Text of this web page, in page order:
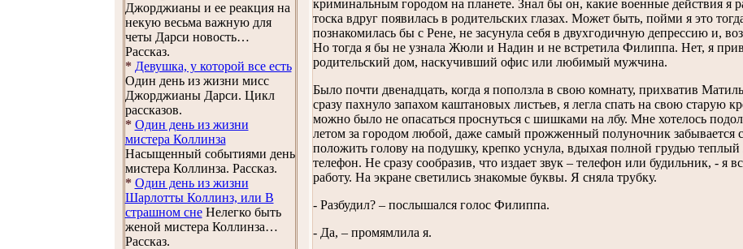
Джорджианы и ее реакция на
некую весьма важную для
четы Дарси новость…
Рассказ.
* Девушка, у которой все есть
Один день из жизни мисс
Джорджианы Дарси. Цикл
рассказов.
* Один день из жизни
мистера Коллинза
Насыщенный событиями день
мистера Коллинза. Рассказ.
* Один день из жизни
Шарлотты Коллинз, или В
страшном снеНелегко быть
женой мистера Коллинза…
Рассказ.
криминальным городом на планете. Знал бы он, какие военные действия я
тоска вдруг появилась в родительских глазах. Может быть, пойми я это
познакомилась бы с Рене, не засунула себя в двухгодичную депрессию и,
Но тогда я бы не узнала Жюли и Надин и не встретила Филиппа. Нет, я
родительский дом, наскучивший офис или любимый мужчина.
Было почти двенадцать, когда я поползла в свою комнату, прихватив
сразу пахнуло запахом каштановых листьев, я легла спать на свою старую
можно было не опасаться проснуться с шишками на лбу. Мне хотелось
летом за городом любой, даже самый прожженный полуночник забывается
положить голову на подушку, крепко уснула, вдыхая полной грудью
телефон. Не сразу сообразив, что издает звук – телефон или будильник, - я
работу. На экране светились знакомые буквы. Я сняла трубку.
- Разбудил? – послышался голос Филиппа.
- Да, – промямлила я.